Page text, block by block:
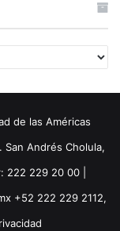
de las Américas
San Andrés Cholula,
222 229 20 00 |
+52 222 229 2112,